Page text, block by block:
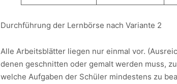
Durchführung der Lernbörse nach Variante 2
Alle Arbeitsblätter liegen nur einmal vor.
denen geschnitten oder gemalt werden muss,
welche Aufgaben der Schüler mindestens zu